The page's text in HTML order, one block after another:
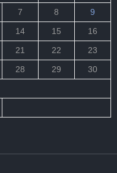
7 8
9
14 15
16
21 22
23
28 29
30